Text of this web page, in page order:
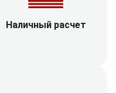
Наличный расчет